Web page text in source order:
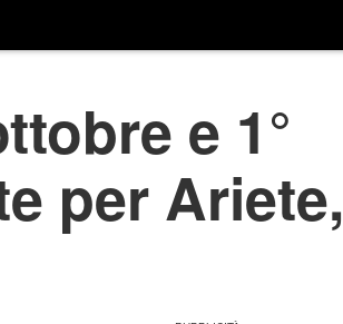
e 1°
per Ariete,